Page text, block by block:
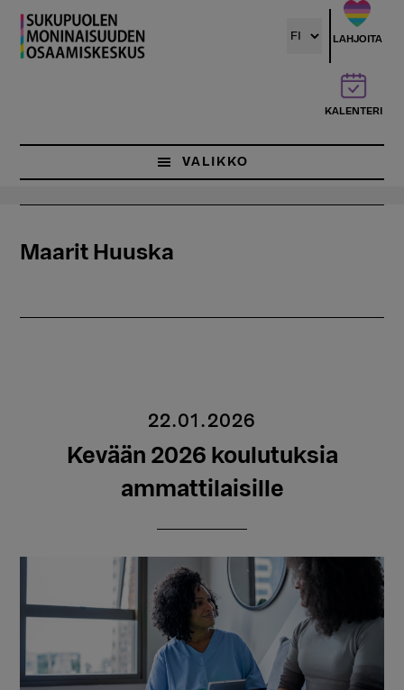
Hyppää
pääsisältöön
LAHJOITA
KALENTERI
VALIKKO
Maarit Huuska
22.01.2026
Kevään 2026 koulutuksia
ammattilaisille